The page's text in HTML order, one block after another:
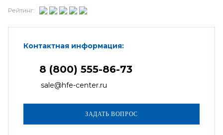
Рейтинг:
Контактная информация:
8 (800) 555-86-73
sale@hfe-center.ru